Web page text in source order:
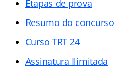
Etapas de prova
Resumo do concurso
Curso TRT 24
Assinatura Ilimitada